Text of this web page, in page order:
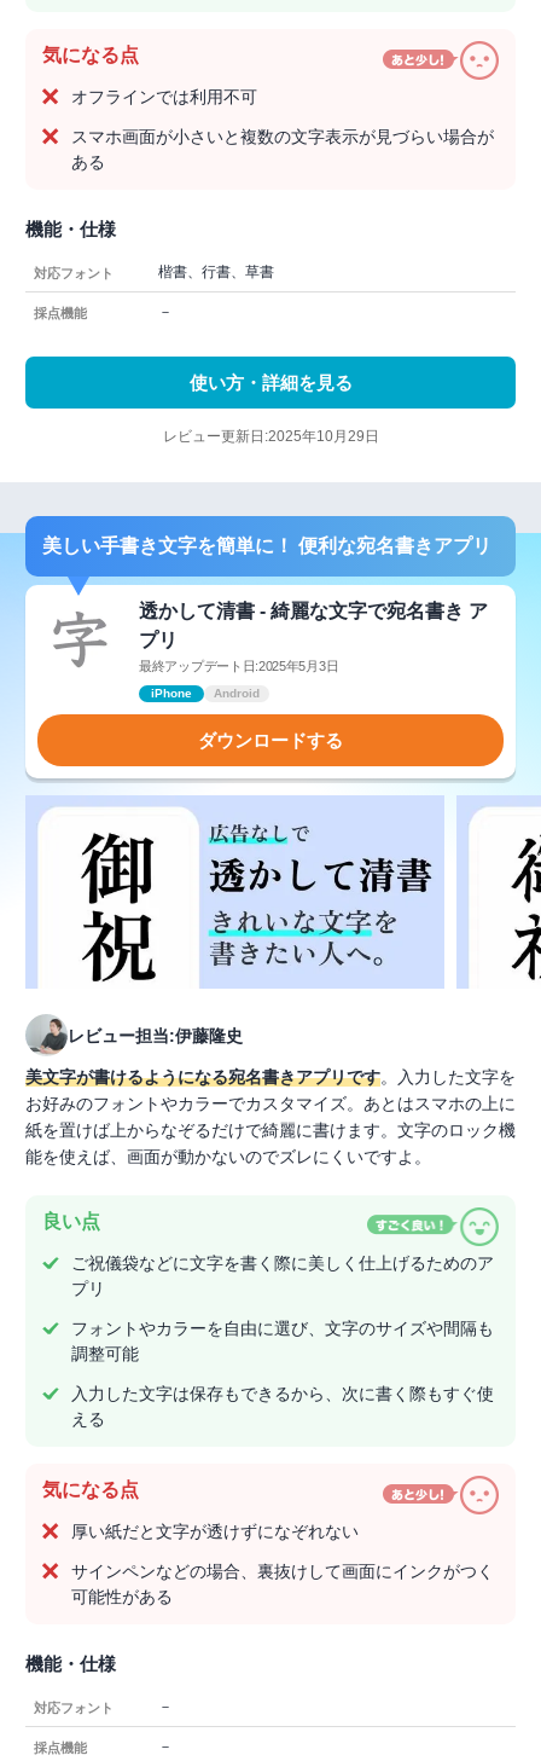
気になる点
オフラインでは利用不可
スマホ画面が小さいと複数の文字表示が見づらい場合が
ある
機能・仕様
対応フォント 楷書、行書、草書
採点機能 －
使い方・詳細を見る
レビュー更新日:2025年10月29日
美しい手書き文字を簡単に！ 便利な宛名書きアプリ
透かして清書 - 綺麗な文字で宛名書き ア
プリ
最終アップデート日:2025年5月3日
iPhone Android
ダウンロードする
レビュー担当:伊藤隆史
美文字が書けるようになる宛名書きアプリです。入力した文字を
お好みのフォントやカラーでカスタマイズ。あとはスマホの上に
紙を置けば上からなぞるだけで綺麗に書けます。文字のロック機
能を使えば、画面が動かないのでズレにくいですよ。
良い点
ご祝儀袋などに文字を書く際に美しく仕上げるためのア
プリ
フォントやカラーを自由に選び、文字のサイズや間隔も
調整可能
入力した文字は保存もできるから、次に書く際もすぐ使
える
気になる点
厚い紙だと文字が透けずになぞれない
サインペンなどの場合、裏抜けして画面にインクがつく
可能性がある
機能・仕様
対応フォント －
採点機能 －